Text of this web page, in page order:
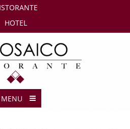
HOTEL
MENU